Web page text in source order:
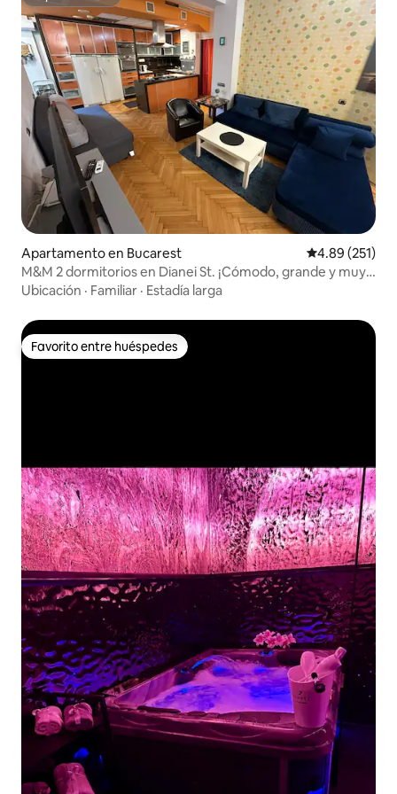
Apartamento en Bucarest Calificación
4.89 (251)
M&M 2 dormitorios en Dianei St. ¡Cómodo, grande y muy
céntrico!
Ubicación · Familiar · Estadía larga
Favorito entre huéspedes
Favorito entre huéspedes